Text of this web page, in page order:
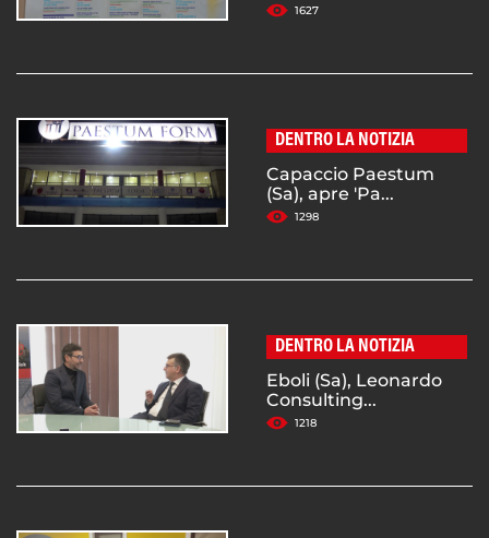
1627
DENTRO LA NOTIZIA
Capaccio Paestum
(Sa), apre 'Pa...
1298
DENTRO LA NOTIZIA
Eboli (Sa), Leonardo
Consulting...
1218